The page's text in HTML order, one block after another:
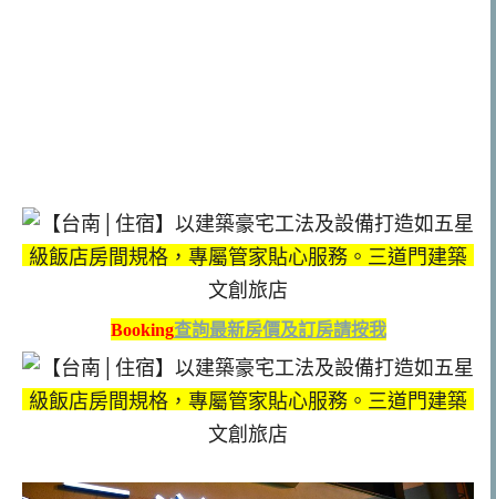
Booking查詢最新房價及訂房請按我